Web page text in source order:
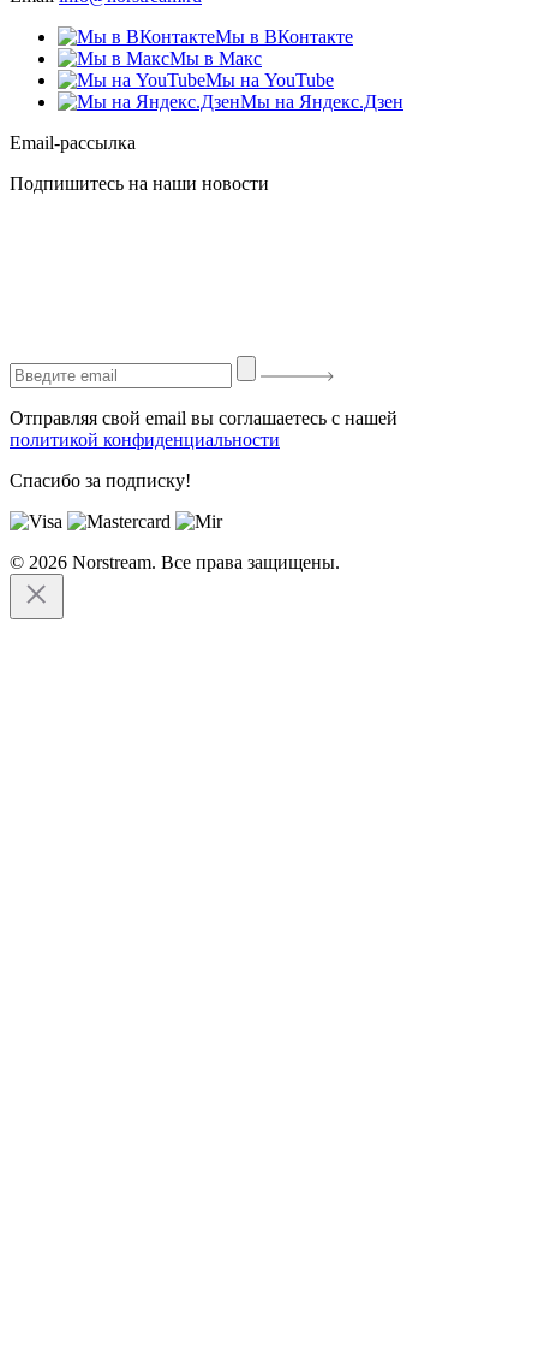
Мы в ВКонтакте
Мы в Макс
Мы на YouTube
Мы на Яндекс.Дзен
Email-рассылка
Подпишитесь на наши новости
Отправляя свой email вы соглашаетесь с нашей
политикой конфиденциальности
Спасибо за подписку!
© 2026 Norstream. Все права защищены.